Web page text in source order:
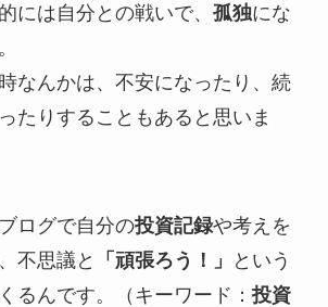
には自分との戦いで、 孤独にな
なんかは、不安になったり、続
たりすることもあると思いま
ログで自分の投資記録や考えを
不思議と 「頑張ろう！」
という
るんです。（キーワード： 投資